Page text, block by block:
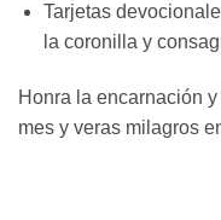
Tarjetas
la coronilla y
Honra la encarnación
mes y veras milagros